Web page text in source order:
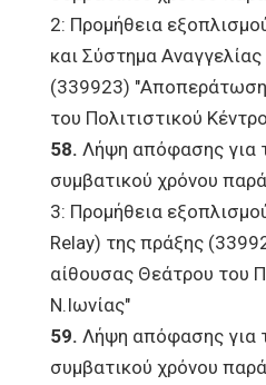
2: Προμήθεια
και Σύστημα
(339923)
του Πολιτιστικού
58. Λήψη απόφασης για
συμβατικού χρόνου
3: Προμήθεια
Relay) της πράξης
αίθουσας Θεάτρου του
Ν.Ιωνίας"
59. Λήψη απόφασης για
συμβατικού χρόνου